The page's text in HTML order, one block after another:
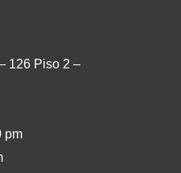
126 Piso 2 –
pm